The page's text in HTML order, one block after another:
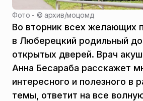
Фото - ©архив/моцомд
Во вторник всех желающих
в Люберецкий родильный
открытых дверей. Врач
Анна Бесараба расскажет
интересного и полезного в
темы, ответит на все